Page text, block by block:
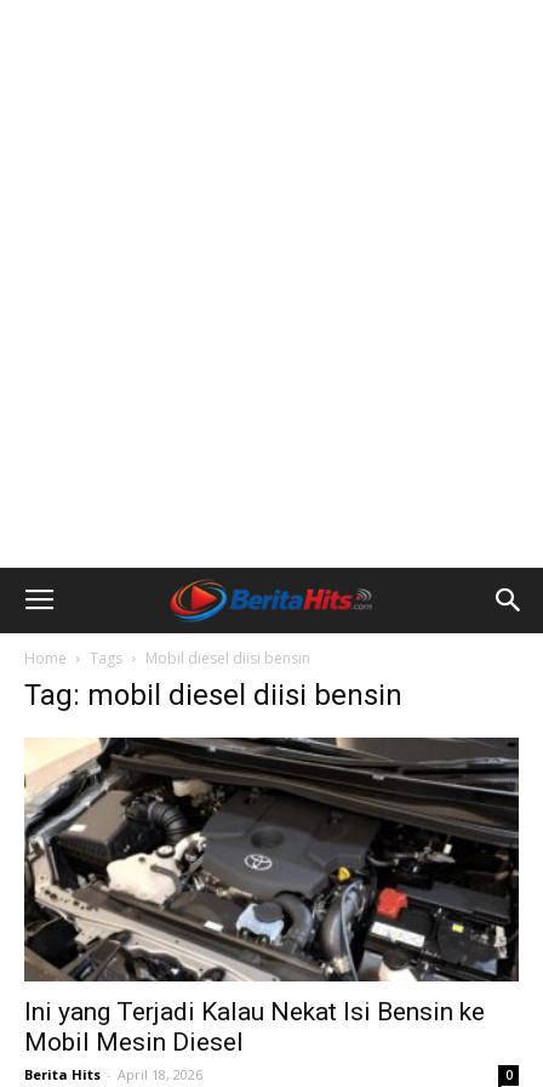
Home Tags Mobil diesel diisi bensin
Tag: mobil diesel diisi bensin
Ini yang Terjadi Kalau Nekat Isi Bensin ke
Mobil Mesin Diesel
Berita Hits - April 18, 2026 0